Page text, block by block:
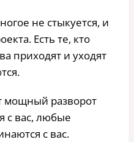
не стыкуется, и
Есть те, кто
приходят и уходят
мощный разворот
с вас, любые
с вас.